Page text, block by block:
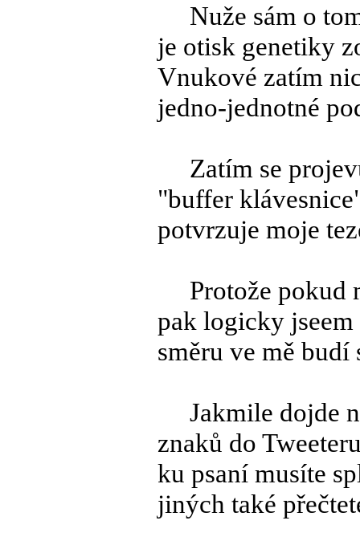
Nuže sám o
je otisk genetiky
Vnukové zatím
jedno-jednotné
Zatím se
"buffer
potvrzuje moje
Protože pokud
pak logicky
směru ve mě budí
Jakmile dojde
znaků do
ku psaní musíte
jiných také